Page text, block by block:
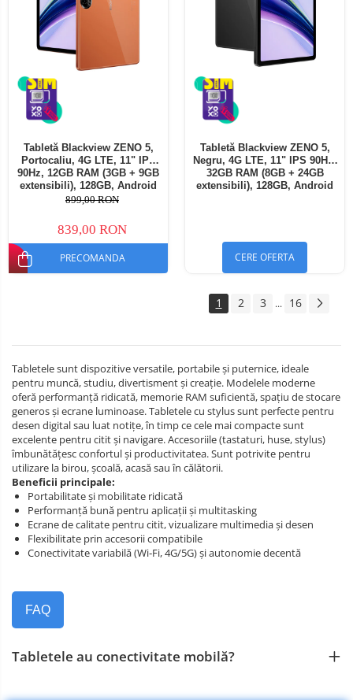
Tabletă Blackview ZENO 5,
Portocaliu, 4G LTE, 11" IPS
90Hz, 12GB RAM (3GB + 9GB
extensibili), 128GB, Android
16, Unisoc T7250, 8300mAh,
SIM
899,00 RON
839,00 RON
PRECOMANDA
Tabletă Blackview ZENO 5,
Negru, 4G LTE, 11" IPS 90Hz,
32GB RAM (8GB + 24GB
extensibili), 128GB, Android
CERE OFERTA
1 2 3 ... 16
Tabletele sunt dispozitive versatile, portabile și puternice, ideale
pentru muncă, studiu, divertisment și creație. Modelele moderne
oferă performanță ridicată, memorie RAM suficientă, spațiu de stocare
generos și ecrane luminoase. Tabletele cu stylus sunt perfecte pentru
desen digital sau luat notițe, în timp ce cele mai compacte sunt
excelente pentru citit și navigare. Accesoriile (tastaturi, huse, stylus)
îmbunătățesc confortul și productivitatea. Sunt potrivite pentru
utilizare la birou, școală, acasă sau în călătorii.
Beneficii principale:
Portabilitate și mobilitate ridicată
Performanță bună pentru aplicații și multitasking
Ecrane de calitate pentru citit, vizualizare multimedia și desen
Flexibilitate prin accesorii compatibile
Conectivitate variabilă (Wi‑Fi, 4G/5G) și autonomie decentă
FAQ
Tabletele au conectivitate mobilă?